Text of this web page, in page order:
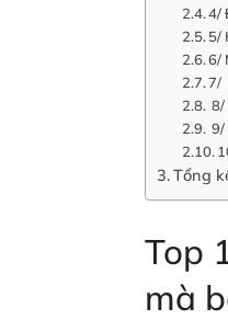
4/
5/
6/
7/
8/
9/
Tổng
Top
mà